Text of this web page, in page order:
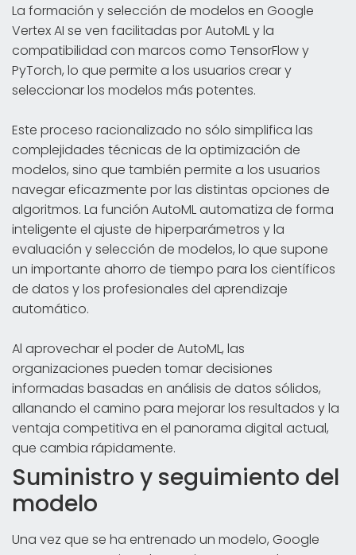
La formación y selección de modelos en Google
Vertex AI se ven facilitadas por AutoML y la
compatibilidad con marcos como TensorFlow y
PyTorch, lo que permite a los usuarios crear y
seleccionar los modelos más potentes.
Este proceso racionalizado no sólo simplifica las
complejidades técnicas de la optimización de
modelos, sino que también permite a los usuarios
navegar eficazmente por las distintas opciones de
algoritmos. La función AutoML automatiza de forma
inteligente el ajuste de hiperparámetros y la
evaluación y selección de modelos, lo que supone
un importante ahorro de tiempo para los científicos
de datos y los profesionales del aprendizaje
automático.
Al aprovechar el poder de AutoML, las
organizaciones pueden tomar decisiones
informadas basadas en análisis de datos sólidos,
allanando el camino para mejorar los resultados y la
ventaja competitiva en el panorama digital actual,
que cambia rápidamente.
Suministro y seguimiento del
modelo
Una vez que se ha entrenado un modelo, Google